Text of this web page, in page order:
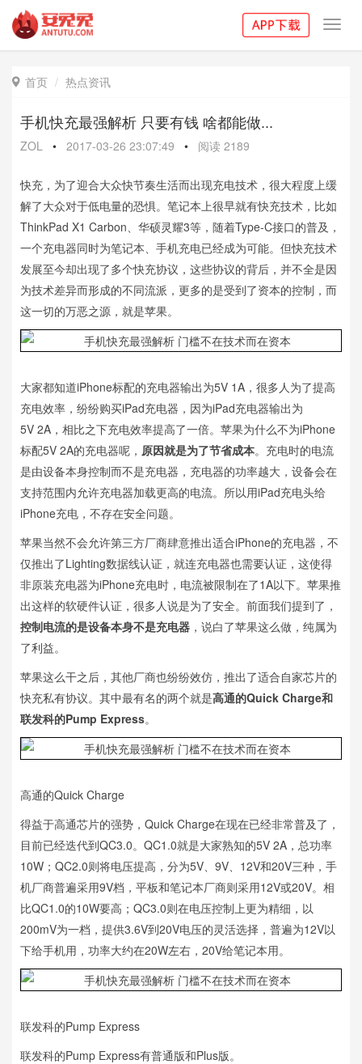
 首页 热点资讯
手机快充最强解析 只要有钱 啥都能做...
ZOL • 2017-03-26 23:07:49 • 阅读 2189
快充，为了迎合大众快节奏生活而出现充电技术，很大程度上缓
解了大众对于低电量的恐惧。笔记本上很早就有快充技术，比如
ThinkPad X1 Carbon、华硕灵耀3等，随着Type-C接口的普及，
一个充电器同时为笔记本、手机充电已经成为可能。但快充技术
发展至今却出现了多个快充协议，这些协议的背后，并不全是因
为技术差异而形成的不同流派，更多的是受到了资本的控制，而
这一切的万恶之源，就是苹果。
大家都知道iPhone标配的充电器输出为5V 1A，很多人为了提高
充电效率，纷纷购买iPad充电器，因为iPad充电器输出为
5V 2A，相比之下充电效率提高了一倍。苹果为什么不为iPhone
标配5V 2A的充电器呢， 原因就是为了节省成本。充电时的电流
是由设备本身控制而不是充电器，充电器的功率越大，设备会在
支持范围内允许充电器加载更高的电流。所以用iPad充电头给
iPhone充电，不存在安全问题。
苹果当然不会允许第三方厂商肆意推出适合iPhone的充电器，不
仅推出了Lighting数据线认证，就连充电器也需要认证，这使得
非原装充电器为iPhone充电时，电流被限制在了1A以下。苹果推
出这样的软硬件认证，很多人说是为了安全。前面我们提到了，
控制电流的是设备本身不是充电器 ，说白了苹果这么做，纯属为
了利益。
苹果这么干之后，其他厂商也纷纷效仿，推出了适合自家芯片的
快充私有协议。其中最有名的两个就是高通的Quick Charge和
联发科的Pump Express。
高通的Quick Charge
得益于高通芯片的强势，Quick Charge在现在已经非常普及了，
目前已经迭代到QC3.0。QC1.0就是大家熟知的5V 2A，总功率
10W；QC2.0则将电压提高，分为5V、9V、12V和20V三种，手
机厂商普遍采用9V档，平板和笔记本厂商则采用12V或20V。相
比QC1.0的10W要高；QC3.0则在电压控制上更为精细，以
200mV为一档，提供3.6V到20V电压的灵活选择，普遍为12V以
下给手机用，功率大约在20W左右，20V给笔记本用。
联发科的Pump Express
联发科的Pump Express有普通版和Plus版。